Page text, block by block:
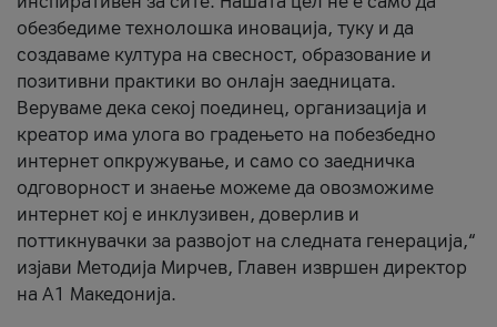
обезбедиме технолошка иновација, туку и да
создаваме култура на свесност, образование и
позитивни практики во онлајн заедницата.
Веруваме дека секој поединец, организација и
креатор има улога во градењето на побезбедно
интернет опкружување, и само со заедничка
одговорност и знаење можеме да овозможиме
интернет кој е инклузивен, доверлив и
поттикнувачки за развојот на следната генерација,“
изјави Методија Мирчев, Главен извршен директор
на А1 Македонија.